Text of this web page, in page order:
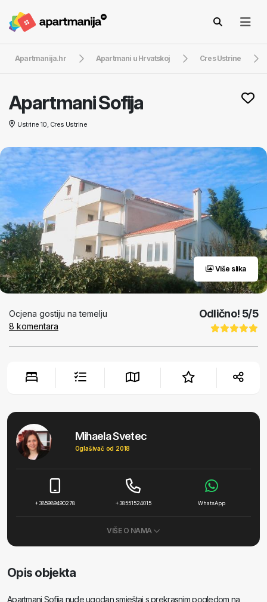
Apartmanija.hr Apartmani u Hrvatskoj Cres Ustrine
Apartmani Sofija
Ustrine 10, Cres Ustrine
Više slika
Ocjena gostiju na temelju
8 komentara
Odlično! 5/5
Mihaela Svetec
Oglašivač od 2018
+385989490278 +38551524015 WhatsApp
VIŠE O NAMA
Opis objekta
Apartmani Sofija nude ugodan smještaj s prekrasnim pogledom na